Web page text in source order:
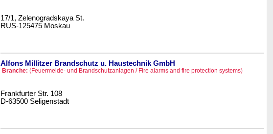
17/1, Zelenogradskaya St.
RUS-125475 Moskau
Alfons Millitzer Brandschutz u. Haustechnik GmbH
Branche: (Feuermelde- und Brandschutzanlagen / Fire alarms and fire protection systems)
Frankfurter Str. 108
D-63500 Seligenstadt